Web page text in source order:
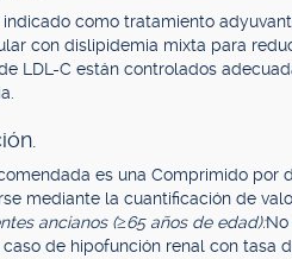
como tratamiento
con dislipidemia mixta para
LDL-C están controlados
es una Comprimido por
mediante la cuantificación de
ancianos (≥65 años de edad):No
de hipofunción renal con tasa